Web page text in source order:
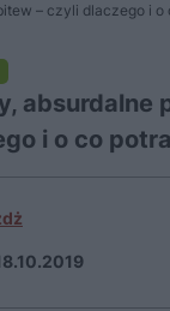
– czyli dlaczego i
absurdalne
i o co